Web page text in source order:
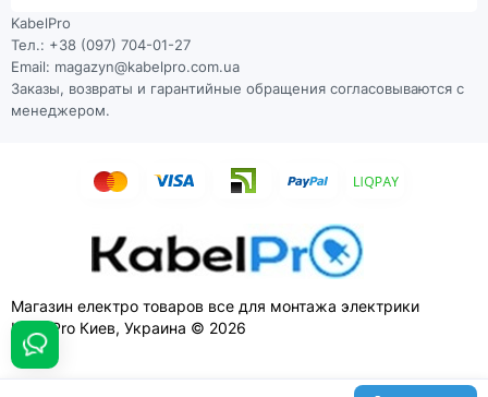
KabelPro
Тел.: +38 (097) 704-01-27
Email: magazyn@kabelpro.com.ua
Заказы, возвраты и гарантийные обращения согласовываются с
менеджером.
Магазин електро товаров все для монтажа электрики
KabelPro Киев, Украина © 2026